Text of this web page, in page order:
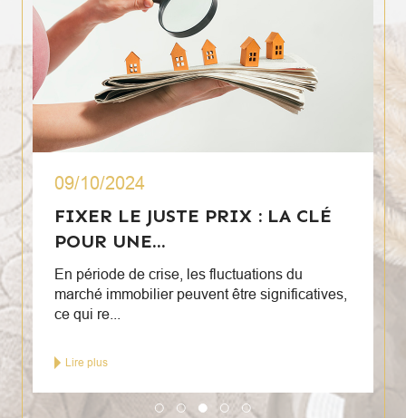
09/10/2024
FIXER LE JUSTE PRIX : LA CLÉ
POUR UNE...
En période de crise, les fluctuations du
marché immobilier peuvent être significatives,
ce qui re...
Lire plus